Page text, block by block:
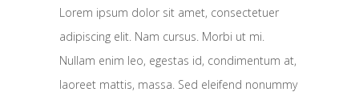
Lorem ipsum dolor sit amet, consectetuer
adipiscing elit. Nam cursus. Morbi ut mi.
Nullam enim leo, egestas id, condimentum at,
laoreet mattis, massa. Sed eleifend nonummy